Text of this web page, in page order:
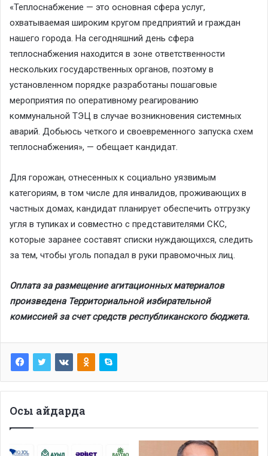
«Теплоснабжение — это основная сфера услуг,
охватываемая широким кругом предприятий и граждан
нашего города. На сегодняшний день сфера
теплоснабжения находится в зоне ответственности
нескольких государственных органов, поэтому в
установленном порядке разработаны пошаговые
мероприятия по оперативному реагированию
коммунальной ТЭЦ в случае возникновения системных
аварий. Добьюсь четкого и своевременного запуска схем
теплоснабжения», — обещает кандидат.
Для горожан, отнесенных к социально уязвимым
категориям, в том числе для инвалидов, проживающих в
частных домах, кандидат планирует обеспечить отгрузку
угля в тупиках и совместно с представителями СКС,
которые заранее составят списки нуждающихся, следить
за тем, чтобы уголь попадал в руки правомочных лиц.
Оплата за размещение агитационных материалов
произведена Территориальной избирательной
комиссией за счет средств республиканского бюджета.
Осы айдарда